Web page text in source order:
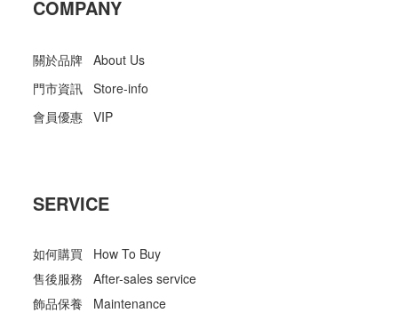
COMPANY
關於品牌 About Us
門市資訊 Store-info
會員優惠 VIP
SERVICE
如何購買 How To Buy
售後服務 After-sales service
飾品保養 Maintenance